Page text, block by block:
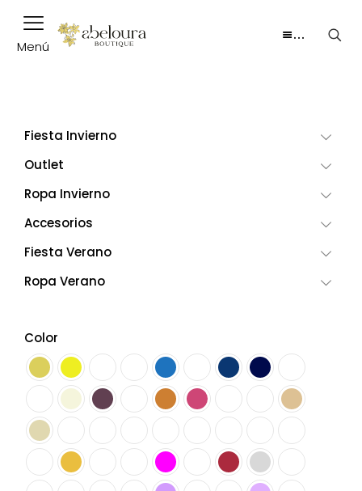
Menú
…
Fiesta Invierno
Outlet
Ropa Invierno
Accesorios
Fiesta Verano
Ropa Verano
Color